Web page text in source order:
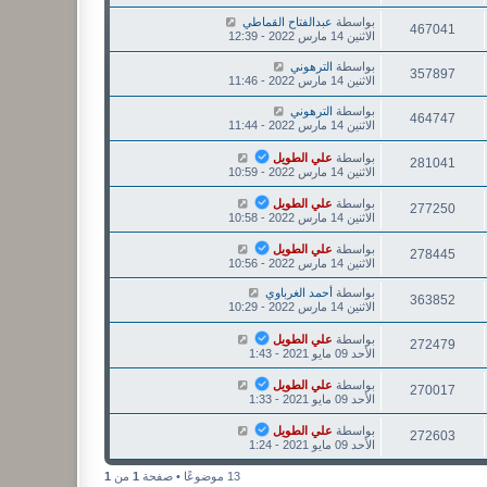
467041 بواسطة عبدالفتاح القماطي
الاثنين 14 مارس 2022 - 12:39
357897 بواسطة الترهوني
الاثنين 14 مارس 2022 - 11:46
464747 بواسطة الترهوني
الاثنين 14 مارس 2022 - 11:44
281041 بواسطة علي الطويل
الاثنين 14 مارس 2022 - 10:59
277250 بواسطة علي الطويل
الاثنين 14 مارس 2022 - 10:58
278445 بواسطة علي الطويل
الاثنين 14 مارس 2022 - 10:56
363852 بواسطة أحمد الغرباوي
الاثنين 14 مارس 2022 - 10:29
272479 بواسطة علي الطويل
الأحد 09 مايو 2021 - 1:43
270017 بواسطة علي الطويل
الأحد 09 مايو 2021 - 1:33
272603 بواسطة علي الطويل
الأحد 09 مايو 2021 - 1:24
13 موضوعًا • صفحة 1 من 1